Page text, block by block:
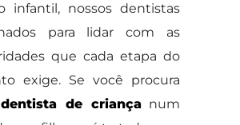
infantil, nossos dentistas
para lidar com as
que cada etapa do
exige. Se você procura
dentista de criançanum